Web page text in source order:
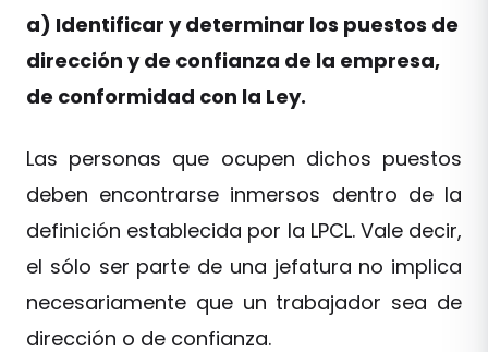
a) Identificar y determinar los puestos de
dirección y de confianza de la empresa,
de conformidad con la Ley.
Las personas que ocupen dichos puestos
deben encontrarse inmersos dentro de la
definición establecida por la LPCL. Vale decir,
el sólo ser parte de una jefatura no implica
necesariamente que un trabajador sea de
dirección o de confianza.